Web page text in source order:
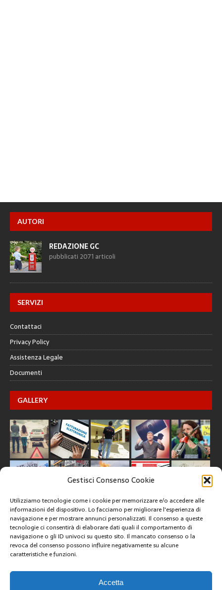
Gestisci Consenso Cookie
Utilizziamo tecnologie come i cookie per memorizzare e/o accedere alle
informazioni del dispositivo. Lo facciamo per migliorare l'esperienza di
navigazione e per mostrare annunci personalizzati. Il consenso a queste
tecnologie ci consentirà di elaborare dati quali il comportamento di
navigazione o gli ID univoci su questo sito. Il mancato consenso o la
revoca del consenso possono influire negativamente su alcune
caratteristiche e funzioni.
Accetta
AUTORI
REDAZIONE GC
pubblicati 2071 articoli
SERVIZI
Contattaci
Privacy Policy
Assistenza Legale
Documenti
GALLERY
CREATIVE COMMONS
Questa opera è concessa in licenza con i termini